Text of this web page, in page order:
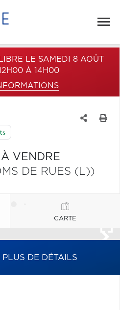
LE SAMEDI 8 AOÛT
À 14H00
VENDRE
DE RUES (L))
CARTE
PLUS DE DÉTAILS